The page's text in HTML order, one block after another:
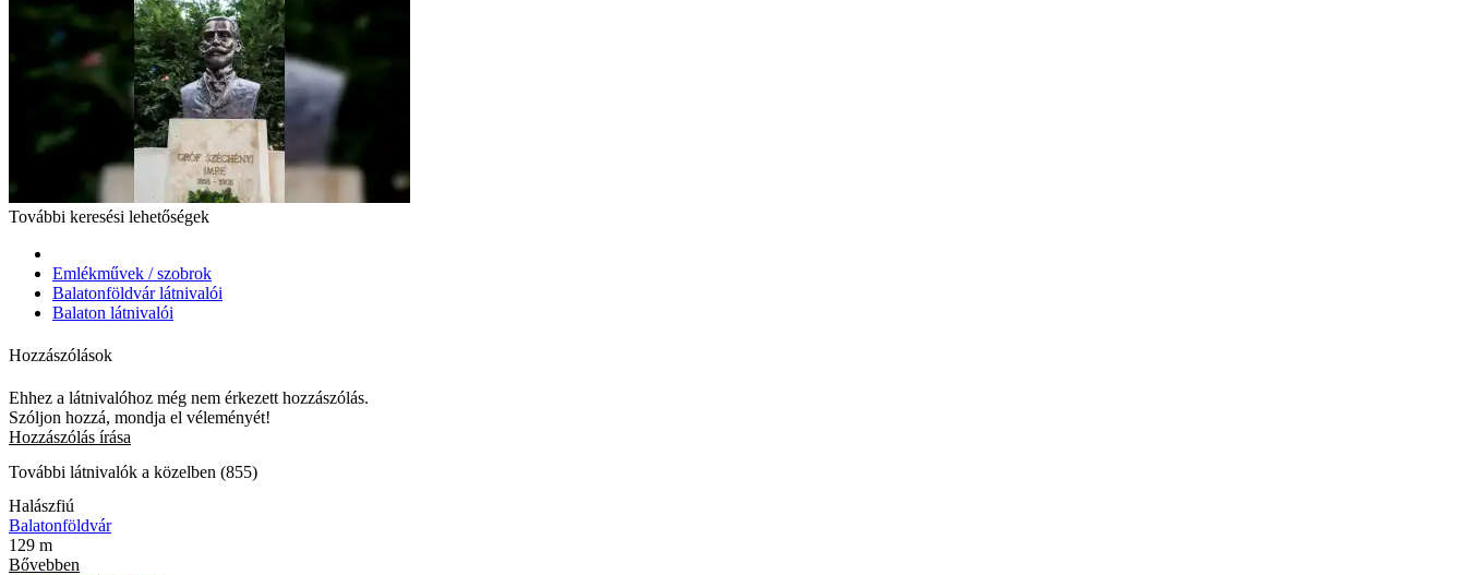
További keresési lehetőségek
Emlékművek / szobrok
Balatonföldvár látnivalói
Balaton látnivalói
Hozzászólások
Ehhez a látnivalóhoz még nem érkezett hozzászólás.
Szóljon hozzá, mondja el véleményét!
Hozzászólás írása
További látnivalók a közelben (855)
Halászfiú
Balatonföldvár
129 m
Bővebben